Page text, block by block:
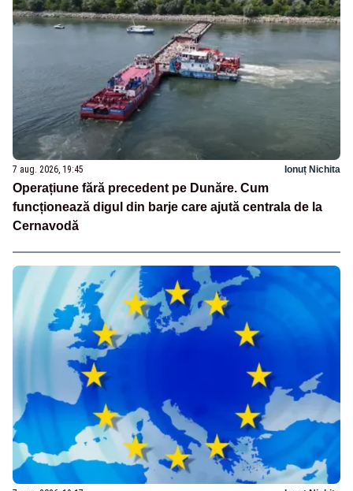
7 aug. 2026, 19:45 Ionuț Nichita
Operațiune fără precedent pe Dunăre. Cum
funcționează digul din barje care ajută centrala de la
Cernavodă